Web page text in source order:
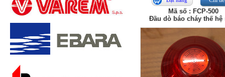
Mã số : FCP-500
Đầu dò báo cháy thế